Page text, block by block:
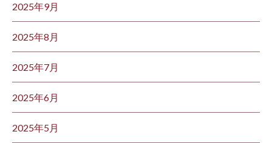
2025年9月
2025年8月
2025年7月
2025年6月
2025年5月